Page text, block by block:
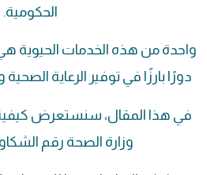
الحكومية.
واحدة من هذه الخدمات الحيوية
دورًا بارزًا في توفير الرعاية
في هذا المقال، سنستعرض
وزارة الصحة رقم